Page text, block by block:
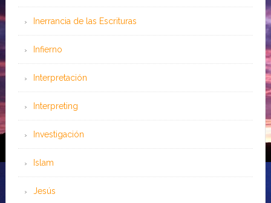
Inerrancia de las Escrituras
Infierno
Interpretación
Interpreting
Investigación
Islam
Jesús